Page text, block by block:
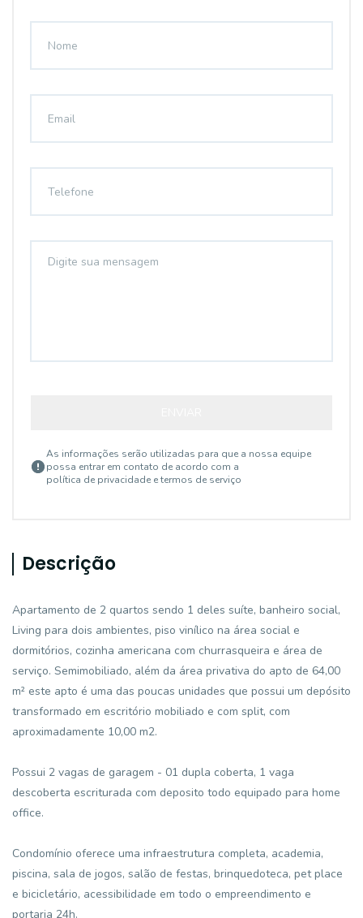
As informações serão utilizadas para que a nossa equipe
possa entrar em contato de acordo com a
política de privacidade e termos de serviço
Descrição
Apartamento de 2 quartos sendo 1 deles suíte, banheiro social,
Living para dois ambientes, piso vinílico na área social e
dormitórios, cozinha americana com churrasqueira e área de
serviço. Semimobiliado, além da área privativa do apto de 64,00
m² este apto é uma das poucas unidades que possui um depósito
transformado em escritório mobiliado e com split, com
aproximadamente 10,00 m2.
Possui 2 vagas de garagem - 01 dupla coberta, 1 vaga
descoberta escriturada com deposito todo equipado para home
office.
Condomínio oferece uma infraestrutura completa, academia,
piscina, sala de jogos, salão de festas, brinquedoteca, pet place
e bicicletário, acessibilidade em todo o empreendimento e
portaria 24h.